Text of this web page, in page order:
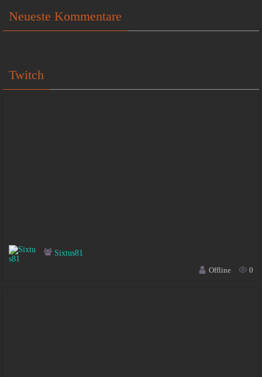
Neueste Kommentare
Twitch
Sixtus81
Offline
0